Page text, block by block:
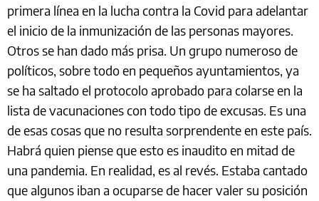
primera línea en la lucha contra la Covid para adelantar
el inicio de la inmunización de las personas mayores.
Otros se han dado más prisa. Un grupo numeroso de
políticos, sobre todo en pequeños ayuntamientos, ya
se ha saltado el protocolo aprobado para colarse en la
lista de vacunaciones con todo tipo de excusas. Es una
de esas cosas que no resulta sorprendente en este país.
Habrá quien piense que esto es inaudito en mitad de
una pandemia. En realidad, es al revés. Estaba cantado
que algunos iban a ocuparse de hacer valer su posición